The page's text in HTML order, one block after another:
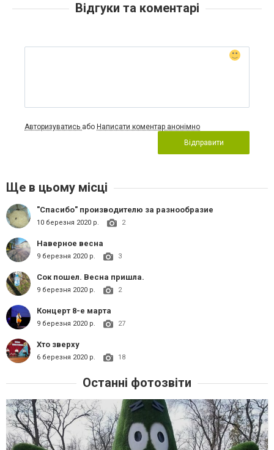
Відгуки та коментарі
Авторизуватись або Написати коментар анонімно
Відправити
Ще в цьому місці
"Спасибо" производителю за разнообразие
10 березня 2020 р. 2
Наверное весна
9 березня 2020 р. 3
Сок пошел. Весна пришла.
9 березня 2020 р. 2
Концерт 8-е марта
9 березня 2020 р. 27
Хто зверху
6 березня 2020 р. 18
Останні фотозвіти